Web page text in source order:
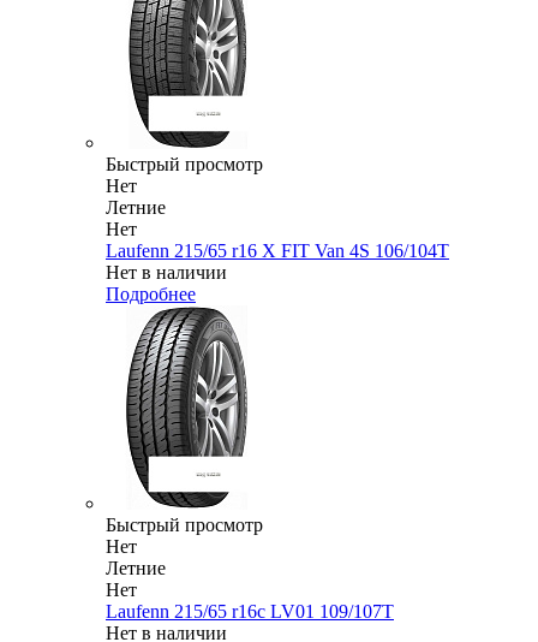
Быстрый просмотр
Нет
Летние
Нет
Laufenn 215/65 r16 X FIT Van 4S 106/104T
Нет в наличии
Подробнее
Быстрый просмотр
Нет
Летние
Нет
Laufenn 215/65 r16c LV01 109/107T
Нет в наличии